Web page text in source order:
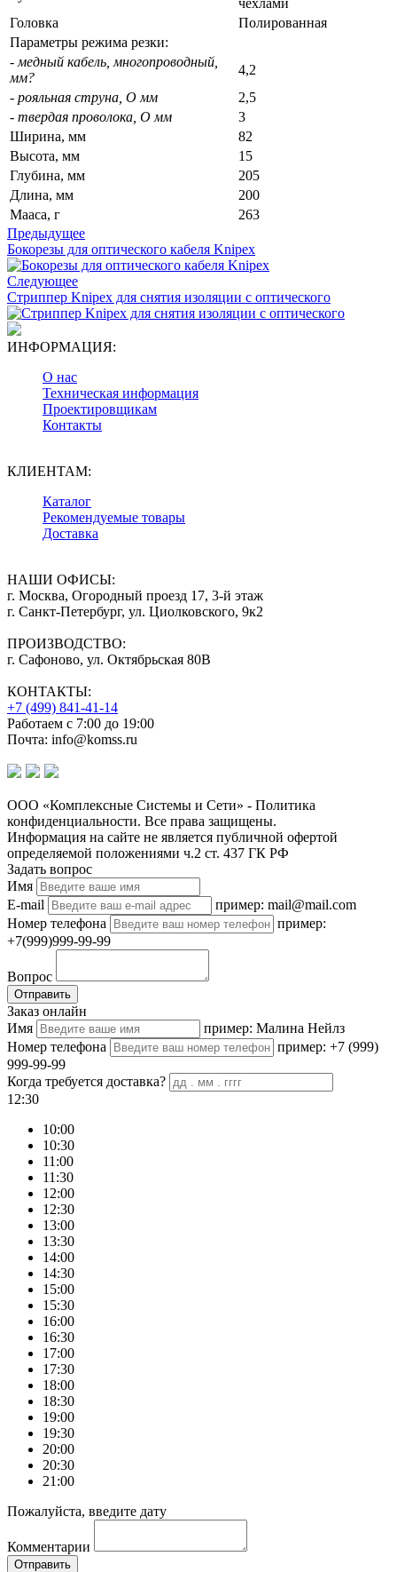
Головка
Полированная
Параметры режима резки:
- медный кабель, многопроводный,
мм?
4,2
- рояльная струна, O мм
2,5
- твердая проволока, O мм
3
Ширина, мм
82
Высота, мм
15
Глубина, мм
205
Длина, мм
200
Мааса, г
263
Предыдущее
Бокорезы для оптического кабеля Knipex
Следующее
Стриппер Knipex для снятия изоляции с оптического
ИНФОРМАЦИЯ:
О нас
Техническая информация
Проектировщикам
Контакты
КЛИЕНТАМ:
Каталог
Рекомендуемые товары
Доставка
НАШИ ОФИСЫ:
г. Москва, Огородный проезд 17, 3-й этаж
г. Санкт-Петербург, ул. Циолковского, 9к2
ПРОИЗВОДСТВО:
г. Сафоново, ул. Октябрьская 80В
КОНТАКТЫ:
+7 (499) 841-41-14
Работаем с 7:00 до 19:00
Почта: info@komss.ru
ООО «Комплексные Системы и Сети» - Политика
конфиденциальности. Все права защищены.
Информация на сайте не является публичной офертой
определяемой положениями ч.2 ст. 437 ГК РФ
Задать вопрос
Имя
E-mail
пример: mail@mail.com
Номер телефона
пример:
+7(999)999-99-99
Вопрос
Отправить
Заказ онлайн
Имя
пример: Малина Нейлз
Номер телефона
пример: +7 (999)
999-99-99
Когда требуется доставка?
12:30
10:00
10:30
11:00
11:30
12:00
12:30
13:00
13:30
14:00
14:30
15:00
15:30
16:00
16:30
17:00
17:30
18:00
18:30
19:00
19:30
20:00
20:30
21:00
Пожалуйста, введите дату
Комментарии
Отправить